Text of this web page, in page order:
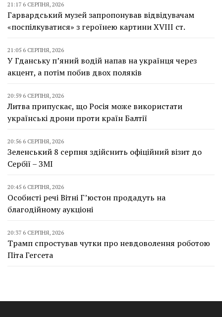
21:17 6 СЕРПНЯ, 2026
Гарвардський музей запропонував відвідувачам
«поспілкуватися» з героїнею картини XVIII ст.
21:05 6 СЕРПНЯ, 2026
У Гданську п’яний водій напав на українця через
акцент, а потім побив двох поляків
20:59 6 СЕРПНЯ, 2026
Литва припускає, що Росія може використати
українські дрони проти країн Балтії
20:56 6 СЕРПНЯ, 2026
Зеленський 8 серпня здійснить офіційний візит до
Сербії – ЗМІ
20:45 6 СЕРПНЯ, 2026
Особисті речі Вітні Г’юстон продадуть на
благодійному аукціоні
20:37 6 СЕРПНЯ, 2026
Трамп спростував чутки про невдоволення роботою
Піта Гегсета